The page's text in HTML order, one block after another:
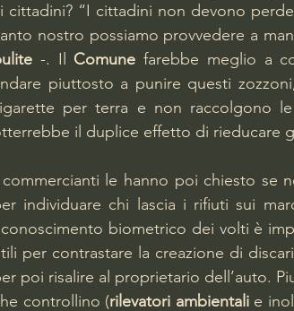
cittadini? “I cittadini non devono
nostro possiamo provvedere a
-. Il Comune farebbe meglio a
piuttosto a punire questi
per terra e non raccolgono
il duplice effetto di rieducare
le hanno poi chiesto se
individuare chi lascia i rifiuti sui
biometrico dei volti è
per contrastare la creazione di
poi risalire al proprietario dell’auto.
controllino (rilevatori ambientali e